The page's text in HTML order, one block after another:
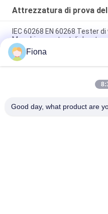
Attrezzatura di prova
IEC 60268 EN 60268 Tester
Macchina per test di durata
USB-IF EIA-364-13 IEC 60512
Macchina per prove di fatica
espansione per cuffie,
Fiona
Good day, what product are